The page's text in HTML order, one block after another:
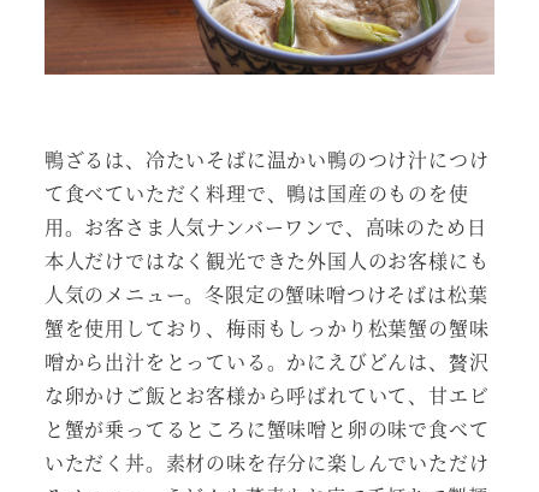
鴨ざるは、冷たいそばに温かい鴨のつけ汁につけ
て食べていただく料理で、鴨は国産のものを使
用。お客さま人気ナンバーワンで、高味のため日
本人だけではなく観光できた外国人のお客様にも
人気のメニュー。冬限定の蟹味噌つけそばは松葉
蟹を使用しており、梅雨もしっかり松葉蟹の蟹味
噌から出汁をとっている。かにえびどんは、贅沢
な卵かけご飯とお客様から呼ばれていて、甘エビ
と蟹が乗ってるところに蟹味噌と卵の味で食べて
いただく丼。素材の味を存分に楽しんでいただけ